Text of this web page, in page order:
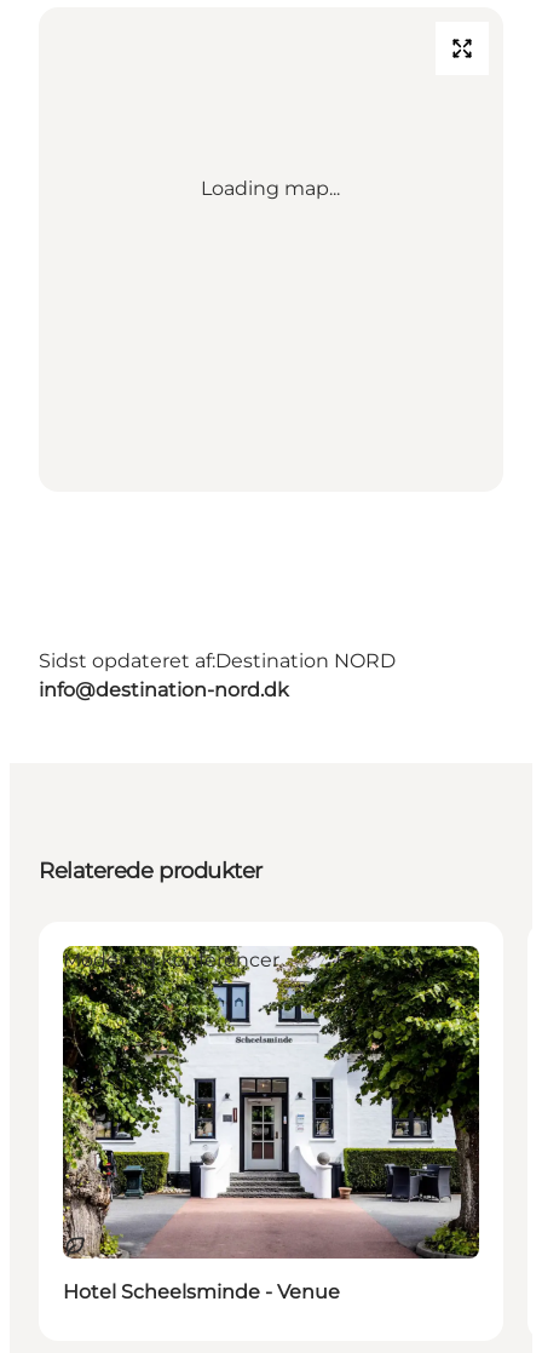
Loading map...
Sidst opdateret af:Destination NORD
info@destination-nord.dk
Relaterede produkter
Bæredygtige oplevelser
Møder og konferencer
Hotel Scheelsminde - Venue